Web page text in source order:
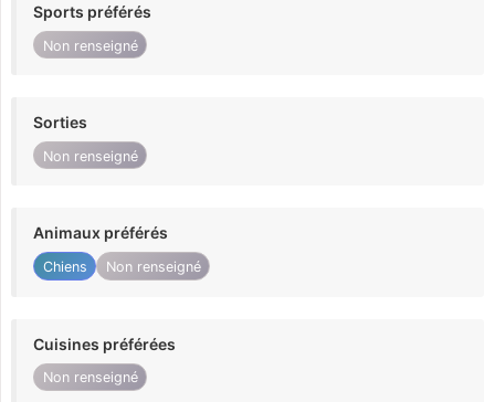
Sports préférés
Non renseigné
Sorties
Non renseigné
Animaux préférés
Chiens Non renseigné
Cuisines préférées
Non renseigné